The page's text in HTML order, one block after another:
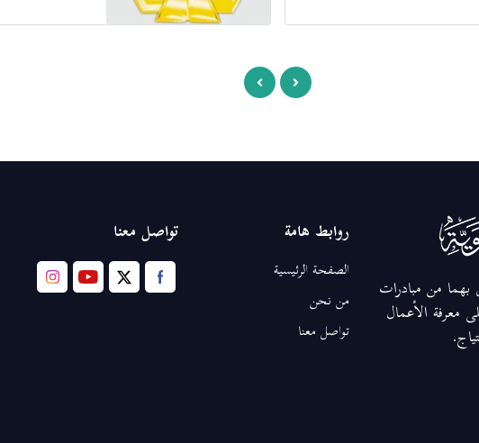
بهما من مبادرات
معرفة الأعمال
روابط هامة
الصفحة الرئيسية
من نحن
تواصل معنا
تواصل معنا